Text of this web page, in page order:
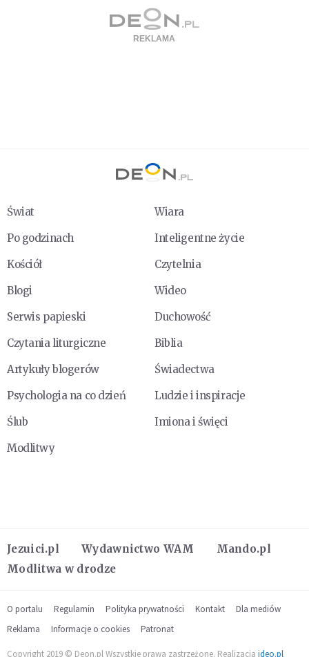
Świat
Wiara
Po godzinach
Inteligentne życie
Kościół
Czytelnia
Blogi
Wideo
Serwis papieski
Duchowość
Czytania liturgiczne
Biblia
Artykuły blogerów
Świadectwa
Psychologia na co dzień
Ludzie i inspiracje
Ślub
Imiona i święci
Modlitwy
Jezuici.pl Wydawnictwo WAM
Mando.pl
Modlitwa w drodze
O portalu Regulamin Polityka prywatności Kontakt
Dla mediów
Reklama
Informacje o cookies Patronat
Copyright 2019 © Deon.pl Wszystkie prawa zastrzeżone. Realizacja ideo.pl